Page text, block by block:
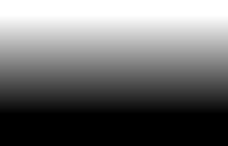
All SUV
EQA
電気
EQE
SUV
電気